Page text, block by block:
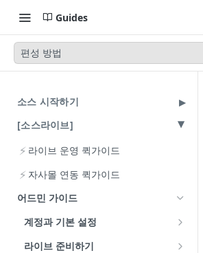
Guides
편성 방법
소스 시작하기
[소스라이브]
⚡ 라이브 운영 퀵가이드
⚡ 자사몰 연동 퀵가이드
어드민 가이드
계정과 기본 설정
계정 이해하기
라이브 준비하기